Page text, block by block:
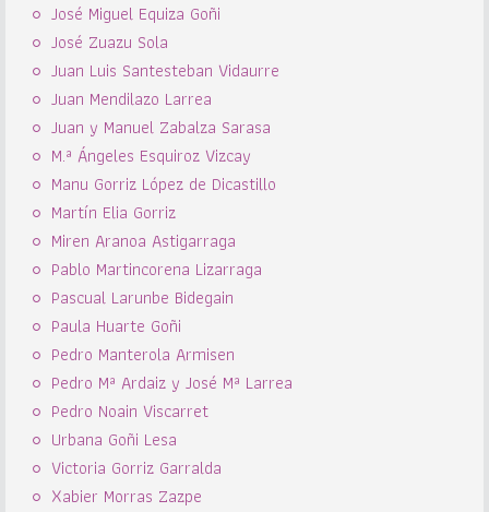
José Miguel Equiza Goñi
José Zuazu Sola
Juan Luis Santesteban Vidaurre
Juan Mendilazo Larrea
Juan y Manuel Zabalza Sarasa
M.ª Ángeles Esquiroz Vizcay
Manu Gorriz López de Dicastillo
Martín Elia Gorriz
Miren Aranoa Astigarraga
Pablo Martincorena Lizarraga
Pascual Larunbe Bidegain
Paula Huarte Goñi
Pedro Manterola Armisen
Pedro Mª Ardaiz y José Mª Larrea
Pedro Noain Viscarret
Urbana Goñi Lesa
Victoria Gorriz Garralda
Xabier Morras Zazpe